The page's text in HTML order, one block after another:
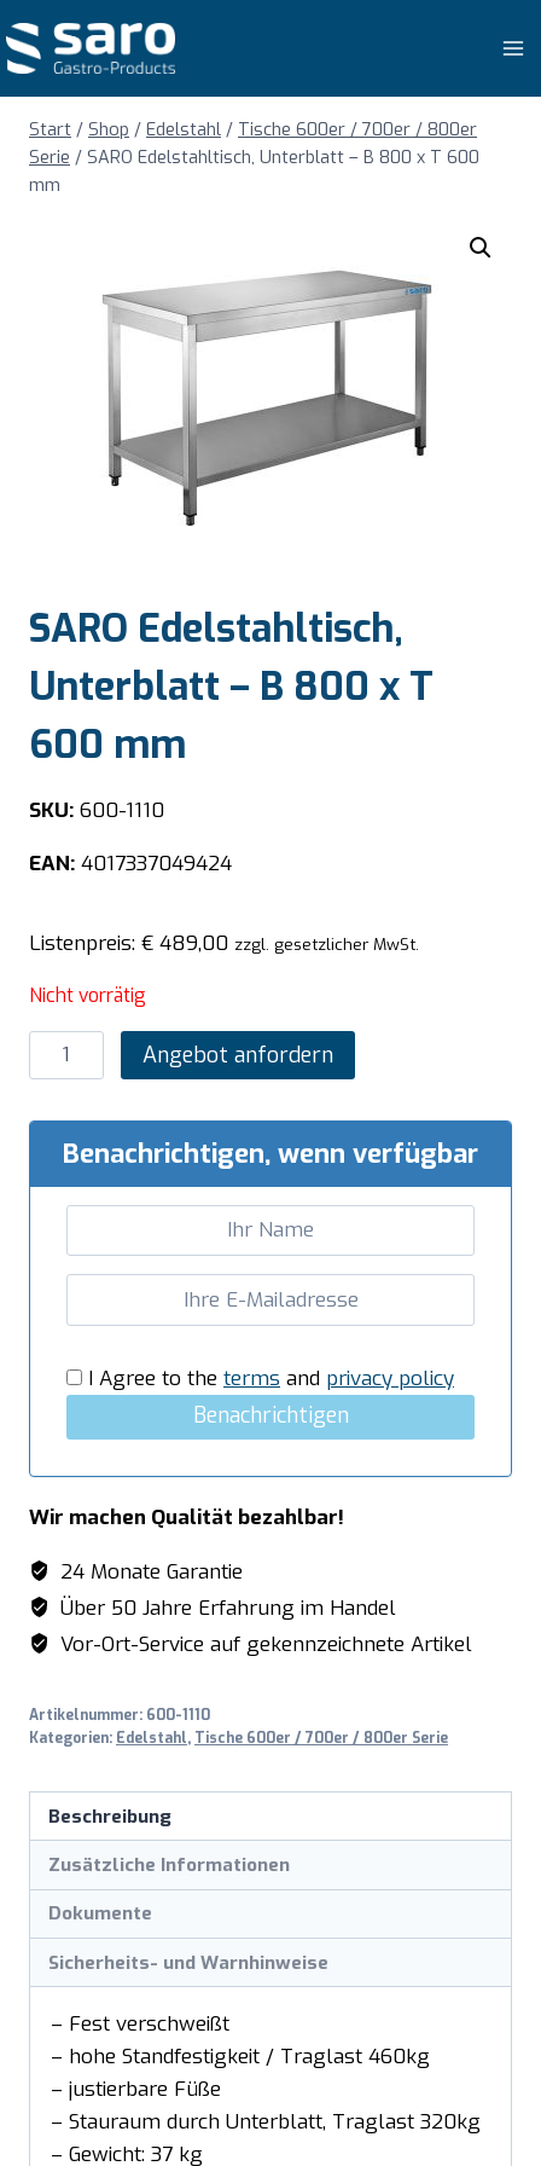
Inhalt
springen
Start / Shop / Edelstahl / Tische 600er / 700er / 800er
Serie / SARO Edelstahltisch, Unterblatt – B 800 x T 600
mm
SARO Edelstahltisch,
Unterblatt – B 800 x T
600 mm
SKU: 600-1110
EAN: 4017337049424
Listenpreis: € 489,00 zzgl. gesetzlicher MwSt.
Nicht vorrätig
SARO
Edelstahltisch,
800
Menge
Angebot anfordern
Benachrichtigen, wenn verfügbar
I Agree to the terms and privacy policy
Benachrichtigen
Wir machen Qualität bezahlbar!
24 Monate Garantie
Über 50 Jahre Erfahrung im Handel
Vor-Ort-Service auf gekennzeichnete Artikel
Artikelnummer: 600-1110
Kategorien: Edelstahl, Tische 600er / 700er / 800er Serie
Beschreibung
Zusätzliche Informationen
Dokumente
Sicherheits- und Warnhinweise
– Fest verschweißt
– hohe Standfestigkeit / Traglast 460kg
– justierbare Füße
– Stauraum durch Unterblatt, Traglast 320kg
– Gewicht: 37 kg